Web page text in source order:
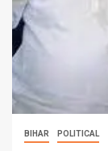
BIHAR POLITICAL